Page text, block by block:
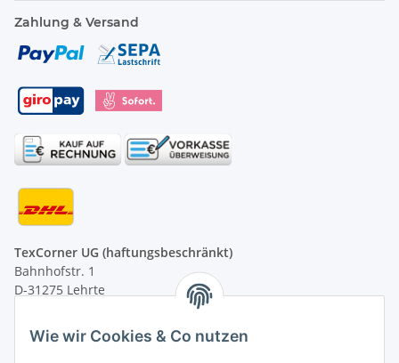
Zahlung & Versand
TexCorner UG (haftungsbeschränkt)
Bahnhofstr. 1
D-31275 Lehrte
von 09:00 - 13:00 Uhr
Wie wir Cookies & Co nutzen